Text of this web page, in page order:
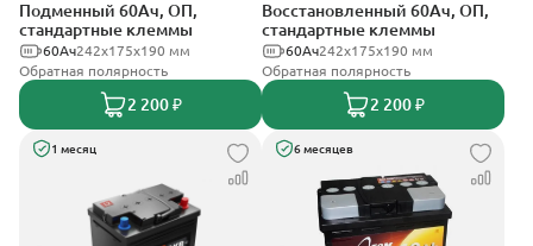
Подменный 60Ач, ОП,
стандартные клеммы
242х175х190 мм
60Ач
Обратная полярность
2 200 ₽
Восстановленный 60Ач, ОП,
стандартные клеммы
242х175х190 мм
60Ач
Обратная полярность
2 200 ₽
1 месяц 6 месяцев